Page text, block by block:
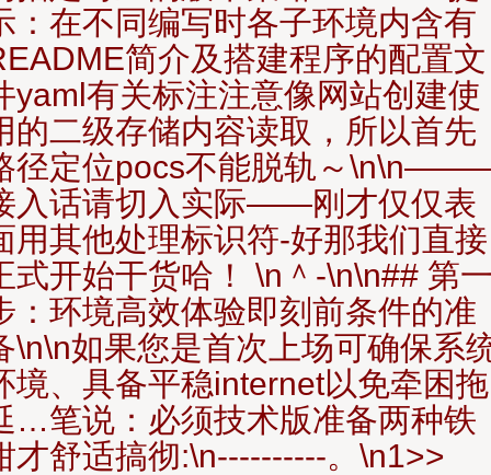
：在不同编写时各子环境内含有
简介及搭建程序的配置文
yaml有关标注注意像网站创建使
的二级存储内容读取，所以首先
径定位pocs不能脱轨～
入话请切入实际——刚才仅仅表
用其他处理标识符-好那我们直接
式开始干货哈！ \n＾-\n\n## 第
：环境高效体验即刻前条件的准
\n\n如果您是首次上场可确保系
境、具备平稳internet以免牵困拖
…笔说：必须技术版准备两种铁
才舒适搞彻:\n----------。\n1>>